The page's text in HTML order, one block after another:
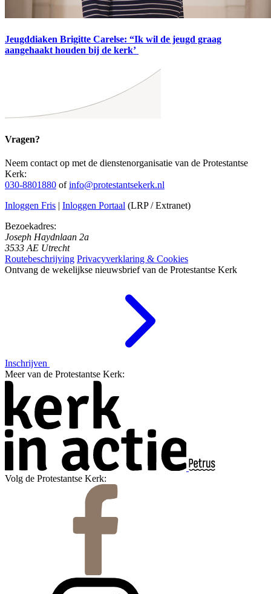
Jeugddiaken Brigitte Carelse: “Ik wil de jeugd graag
aangehaakt houden bij de kerk’
Vragen?
Neem contact op met de dienstenorganisatie van de Protestantse
Kerk:
030-8801880 ofinfo@protestantsekerk.nl
Inloggen Fris | Inloggen Portaal (LRP / Extranet)
Bezoekadres:
Joseph Haydnlaan 2a
3533 AE Utrecht
Routebeschrijving Privacyverklaring & Cookies
Ontvang de wekelijkse nieuwsbrief van de Protestantse Kerk
Inschrijven
Meer van de Protestantse Kerk:
Volg de Protestantse Kerk: